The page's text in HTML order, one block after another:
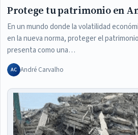
Protege tu patrimonio en
En un mundo donde la volatilidad
en la nueva norma, proteger el
presenta como una…
AC André Carvalho